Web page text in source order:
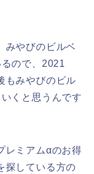
みやびのビルベ
ので、2021
もみやびのビル
くと思うんです
レミアムαのお得
探している方の